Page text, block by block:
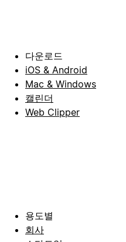
다운로드
iOS & Android
Mac & Windows
캘린더
Web Clipper
용도별
회사